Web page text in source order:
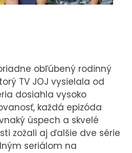
obľúbený rodinný
TV JOJ vysielala od
dosiahla vysoko
každá epizóda
úspech a skvelé
zožali aj ďalšie dve série
seriálom na